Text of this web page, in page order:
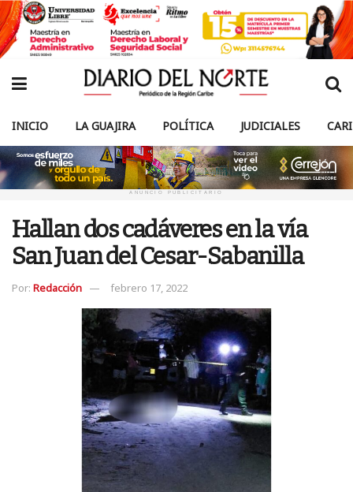
INICIO LA GUAJIRA POLÍTICA JUDICIALES
ANUNCIO PUBLICITARIO
Hallan dos cadáveres en la vía
San Juan del Cesar-Sabanilla
Por: Redacción febrero 17, 2022